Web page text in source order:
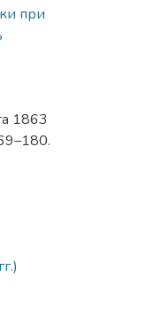
при
1863